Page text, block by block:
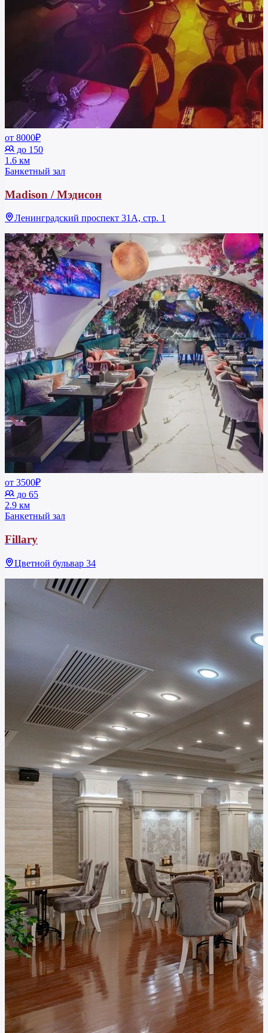
от 8000₽
до 150
1.6 км
Банкетный зал
Madison / Мэдисон
Ленинградский проспект 31А, стр. 1
от 3500₽
до 65
2.9 км
Банкетный зал
Fillary
Цветной бульвар 34